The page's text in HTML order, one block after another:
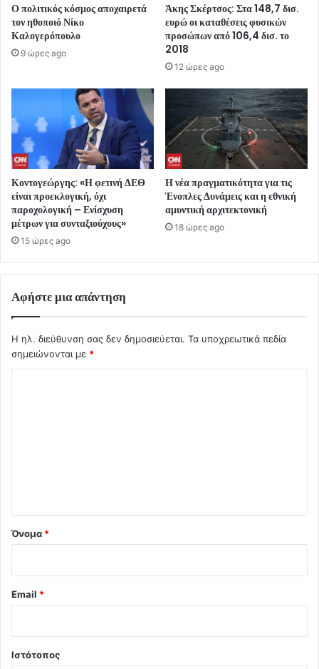
Ο πολιτικός κόσμος αποχαιρετά
τον ηθοποιό Νίκο
Καλογερόπουλο
9 ώρες ago
Άκης Σκέρτσος: Στα 148,7 δισ.
ευρώ οι καταθέσεις φυσικών
προσώπων από 106,4 δισ. το
2018
12 ώρες ago
Κοντογεώργης: «Η φετινή ΔΕΘ
είναι προεκλογική, όχι
παροχολογική – Ενίσχυση
μέτρων για συνταξιούχους»
15 ώρες ago
Η νέα πραγματικότητα για τις
Ένοπλες Δυνάμεις και η εθνική
αμυντική αρχιτεκτονική
18 ώρες ago
Αφήστε μια απάντηση
Η ηλ. διεύθυνση σας δεν δημοσιεύεται. Τα υποχρεωτικά πεδία
σημειώνονται με *
Όνομα *
Email *
Ιστότοπος